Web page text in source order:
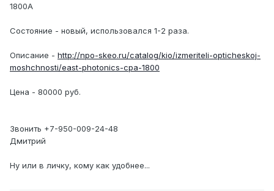
1800A
Состояние - новый, использовался 1-2 раза.
Описание - http://npo-skeo.ru/catalog/kio/izmeriteli-opticheskoj-
moshchnosti/east-photonics-cpa-1800
Цена - 80000 руб.
Звонить +7-950-009-24-48
Дмитрий
Ну или в личку, кому как удобнее...